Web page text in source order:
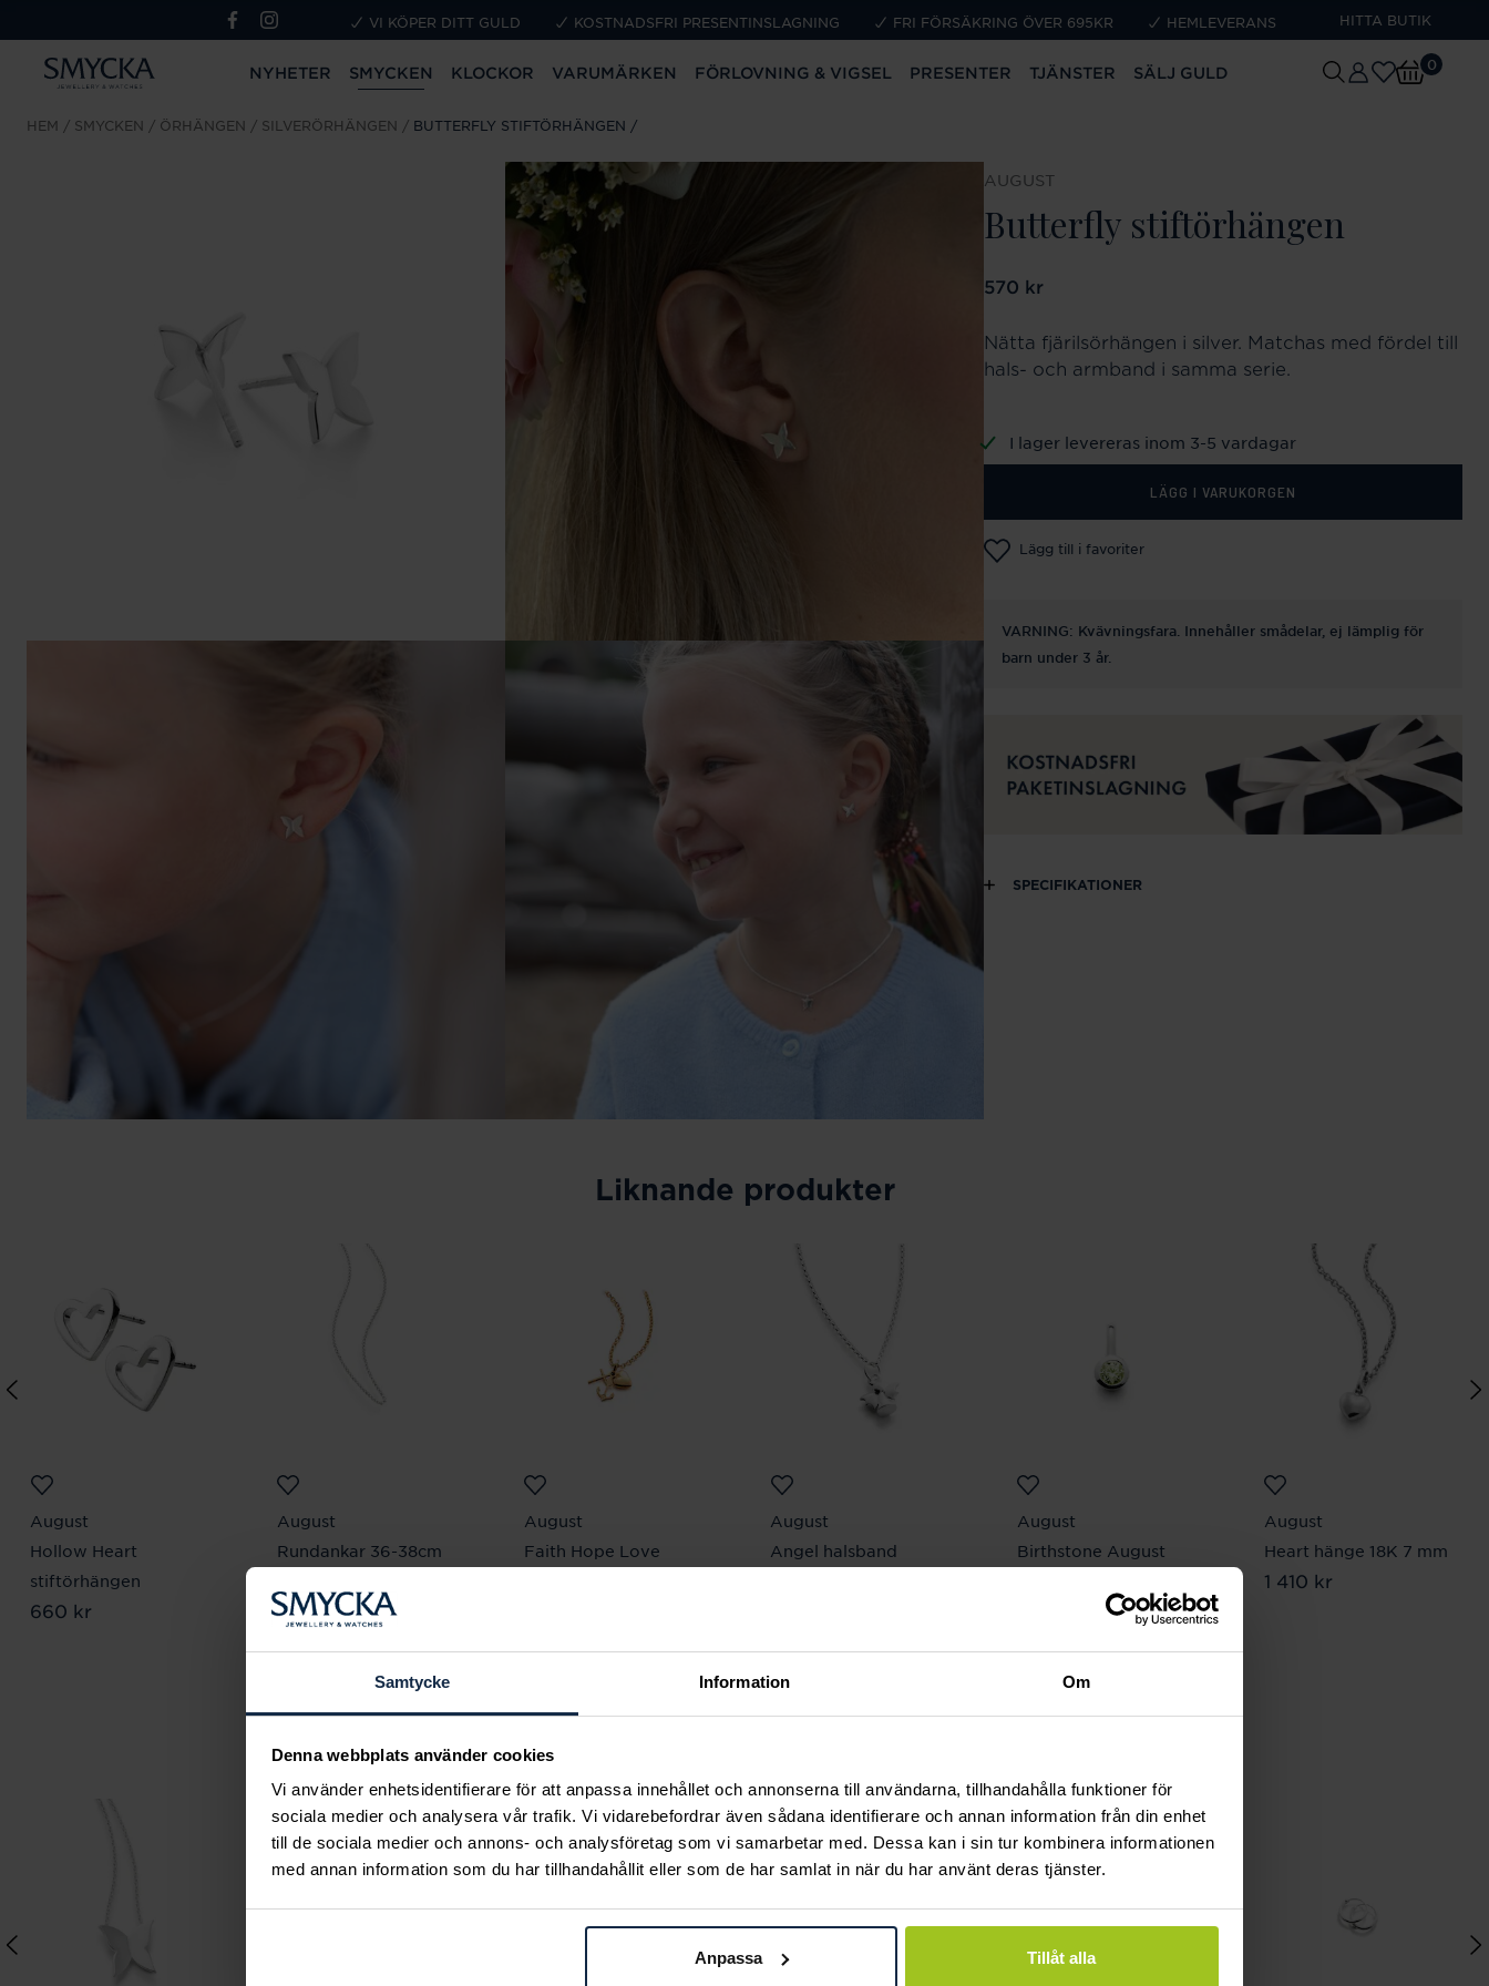
Samtycke Information Om
Denna webbplats använder cookies
Vi använder enhetsidentifierare för att anpassa innehållet och annonserna till användarna, tillhandahålla funktioner för
sociala medier och analysera vår trafik. Vi vidarebefordrar även sådana identifierare och annan information från din enhet
till de sociala medier och annons- och analysföretag som vi samarbetar med. Dessa kan i sin tur kombinera informationen
med annan information som du har tillhandahållit eller som de har samlat in när du har använt deras tjänster.
Anpassa Tillåt alla
VI KÖPER DITT GULD KOSTNADSFRI PRESENTINSLAGNING FRI FÖRSÄKRING ÖVER 695KR HEMLEVERANS HITTA BUTIK
NYHETER SMYCKEN KLOCKOR VARUMÄRKEN FÖRLOVNING & VIGSEL PRESENTER TJÄNSTER SÄLJ GULD 0
HEM SMYCKEN ÖRHÄNGEN SILVERÖRHÄNGEN BUTTERFLY STIFTÖRHÄNGEN
AUGUST
Butterfly stiftörhängen
Pris :570 kr
570 kr
Nätta fjärilsörhängen i silver. Matchas med fördel till
hals- och armband i samma serie.
I lager levereras inom 3-5 vardagar
LÄGG I VARUKORGEN
Lägg till i favoriter
VARNING: Kvävningsfara. Innehåller smådelar, ej lämplig för
barn under 3 år.
SPECIFIKATIONER
Liknande produkter
August
Hollow Heart
stiftörhängen
Pris:660 kr
660 kr
August
Rundankar 36-38cm
August
Faith Hope Love
August
Angel halsband
August
Birthstone August
420 kr
August
Heart hänge 18K 7 mm
Pris: 1 410 kr
1 410 kr